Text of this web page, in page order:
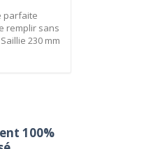
parfaite
remplir sans
230 mm
100%